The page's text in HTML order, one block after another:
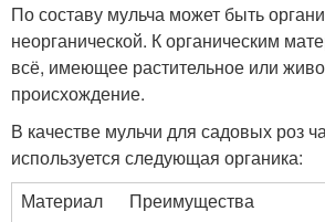
По составу мульча может быть
неорганической. К органическим
всё, имеющее растительное или
происхождение.
В качестве мульчи для садовых роз
используется следующая органика:
Материал
Преимущества